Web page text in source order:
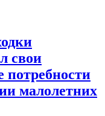
свои
потребности
малолетних